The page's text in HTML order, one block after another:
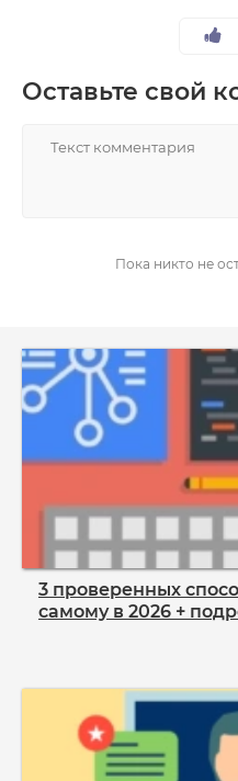
Оставьте свой
Пока никто не
3 проверенных
самому в 2026 +